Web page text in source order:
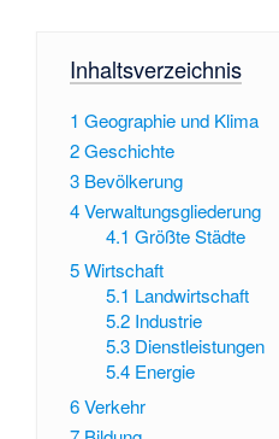
Inhaltsverzeichnis
1 Geographie und Klima
2Geschichte
3 Bevölkerung
4Verwaltungsgliederung
4.1 Größte Städte
5Wirtschaft
5.1 Landwirtschaft
5.2 Industrie
5.3 Dienstleistungen
5.4 Energie
6Verkehr